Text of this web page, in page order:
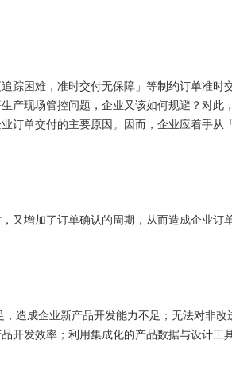
困难，准时交付无保障」等制约订单准时
现场管控问题，企业又该如何规避？对
单交付的主要原因。因而，企业应着手
增加了订单确认的周期，从而造成企业订
成企业新产品开发能力不足；无法对非
发效率；利用集成化的产品数据与设计